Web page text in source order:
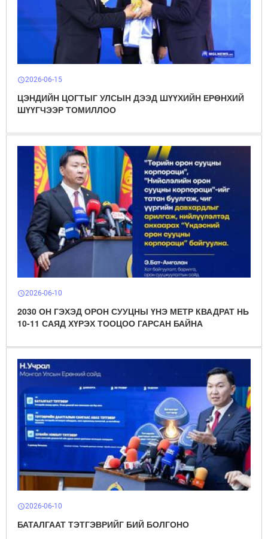
schedule2026-06-15
ЦЭНДИЙН ЦОГТЫГ УЛСЫН ДЭЭД ШҮҮХИЙН ЕРӨНХИЙ
ШҮҮГЧЭЭР ТОМИЛЛОО
schedule2026-06-10
2030 ОН ГЭХЭД ОРОН СУУЦНЫ ҮНЭ МЕТР КВАДРАТ НЬ
10-11 САЯД ХҮРЭХ ТООЦОО ГАРСАН БАЙНА
schedule2026-06-10
БАТАЛГААТ ТЭТГЭВРИЙГ БИЙ БОЛГОНО